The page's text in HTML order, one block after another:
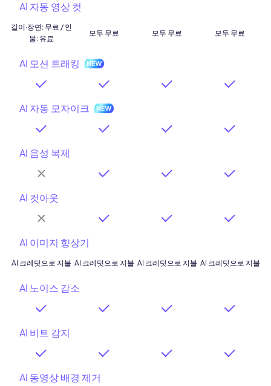
AI 자동 영상 컷
길이·장면: 무료 / 인
물: 유료
모두 무료 모두 무료 모두 무료
AI 모션 트래킹
AI 자동 모자이크
AI 음성 복제
AI 컷아웃
AI 이미지 향상기
AI 크레딧으로 지불 AI 크레딧으로 지불 AI 크레딧으로 지불 AI 크레딧으로 지불
AI 노이스 감소
AI 비트 감지
AI 동영상 배경 제거